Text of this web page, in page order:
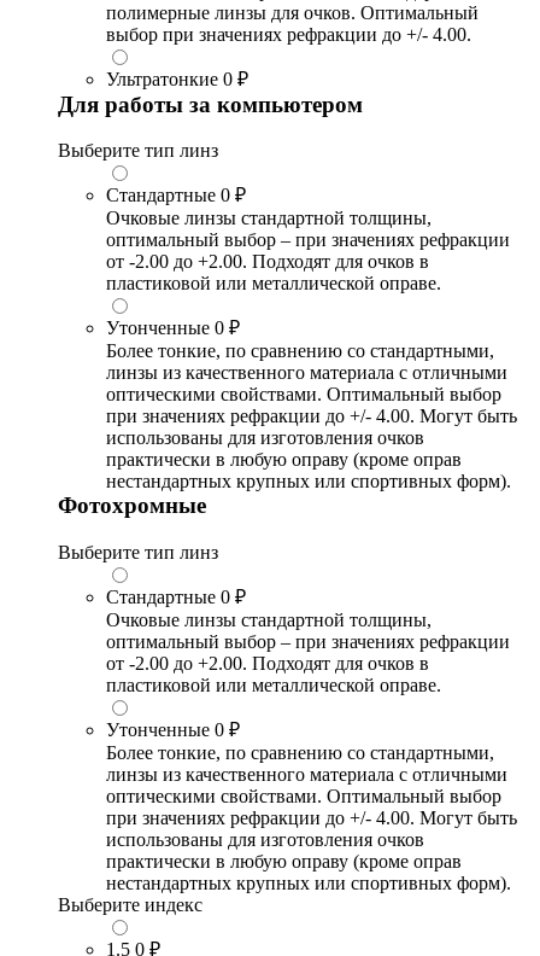
полимерные линзы для очков. Оптимальный
выбор при значениях рефракции до +/- 4.00.
Ультратонкие 0 ₽
Для работы за компьютером
Выберите тип линз
Стандартные 0 ₽
Очковые линзы стандартной толщины,
оптимальный выбор – при значениях рефракции
от -2.00 до +2.00. Подходят для очков в
пластиковой или металлической оправе.
Утонченные 0 ₽
Более тонкие, по сравнению со стандартными,
линзы из качественного материала с отличными
оптическими свойствами. Оптимальный выбор
при значениях рефракции до +/- 4.00. Могут быть
использованы для изготовления очков
практически в любую оправу (кроме оправ
нестандартных крупных или спортивных форм).
Фотохромные
Выберите тип линз
Стандартные 0 ₽
Очковые линзы стандартной толщины,
оптимальный выбор – при значениях рефракции
от -2.00 до +2.00. Подходят для очков в
пластиковой или металлической оправе.
Утонченные 0 ₽
Более тонкие, по сравнению со стандартными,
линзы из качественного материала с отличными
оптическими свойствами. Оптимальный выбор
при значениях рефракции до +/- 4.00. Могут быть
использованы для изготовления очков
практически в любую оправу (кроме оправ
нестандартных крупных или спортивных форм).
Выберите индекс
1.5 0 ₽